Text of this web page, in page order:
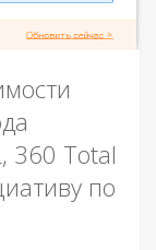
360 Total
по